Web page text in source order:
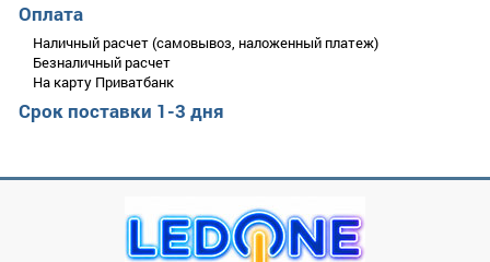
Оплата
Наличный расчет (самовывоз, наложенный платеж)
Безналичный расчет
На карту Приватбанк
Срок поставки 1-3 дня
MR-16 12V 35W 45x50 мм
Оцените товар